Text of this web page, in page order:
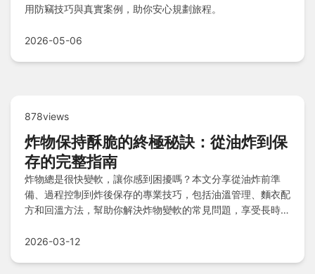
用防竊技巧與真實案例，助你安心規劃旅程。
2026-05-06
878views
炸物保持酥脆的終極秘訣：從油炸到保
存的完整指南
炸物總是很快變軟，讓你感到困擾嗎？本文分享從油炸前準
備、過程控制到炸後保存的專業技巧，包括油溫管理、麵衣配
方和回溫方法，幫助你解決炸物變軟的常見問題，享受長時間
2026-03-12